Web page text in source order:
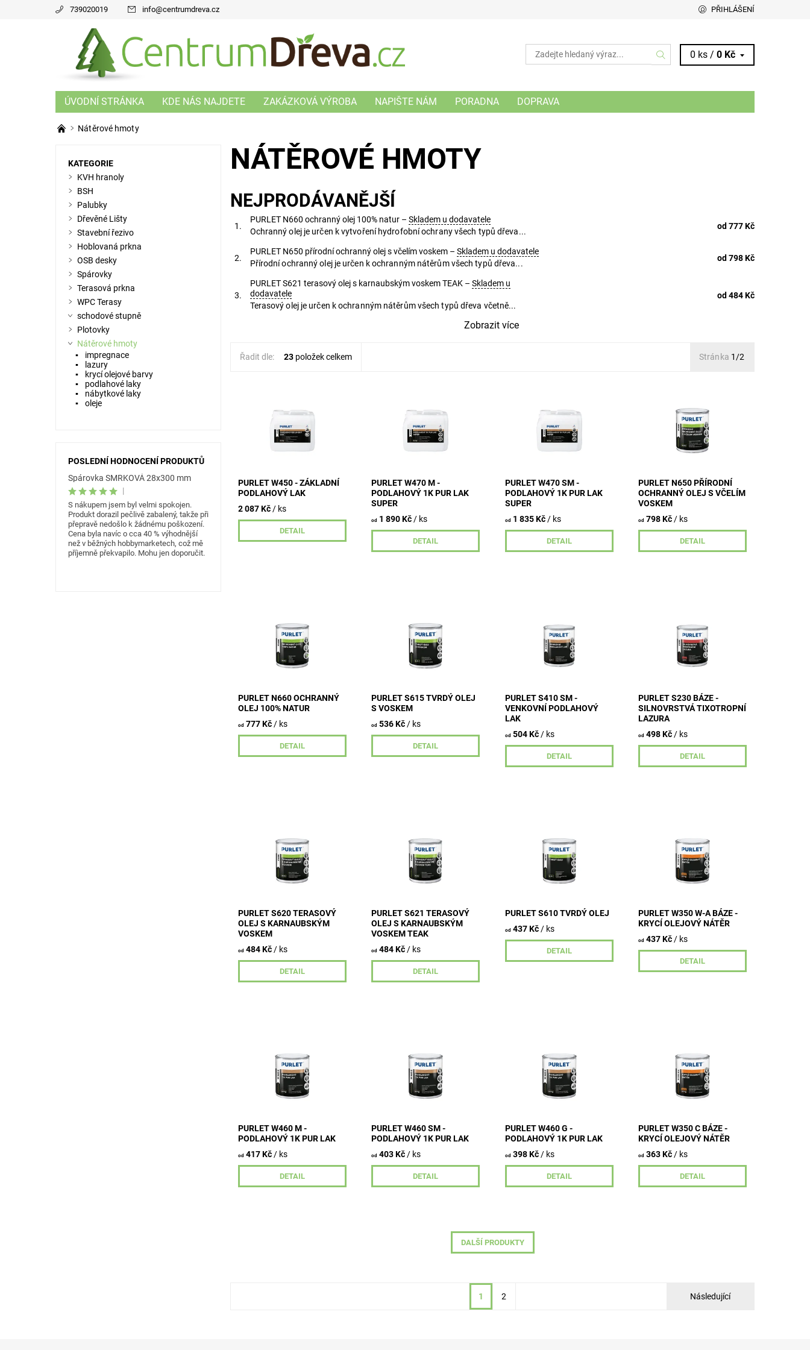
739020019 info@centrumdreva.cz PŘIHLÁŠENÍ
0 ks /0 Kč
ÚVODNÍ STRÁNKA KDE NÁS NAJDETE ZAKÁZKOVÁ VÝROBA NAPIŠTE NÁM PORADNA DOPRAVA
Nátěrové hmoty
NÁTĚROVÉ HMOTY
NEJPRODÁVANĚJŠÍ
1.
PURLET N660 ochranný olej 100% natur – Skladem u dodavatele
Ochranný olej je určen k vytvoření hydrofobní ochrany všech typů dřeva...
od 777 Kč
2.
PURLET N650 přírodní ochranný olej s včelím voskem – Skladem u dodavatele
Přírodní ochranný olej je určen k ochranným nátěrům všech typů dřeva...
od 798 Kč
3.
PURLET S621 terasový olej s karnaubským voskem TEAK – Skladem u
dodavatele
Terasový olej je určen k ochranným nátěrům všech typů dřeva včetně...
od 484 Kč
Zobrazit více
Řadit dle: 23položek celkem Stránka 1/2
povrchu před nanesením
vrchních laků.
PURLET W450 - ZÁKLADNÍ
PODLAHOVÝ LAK
2 087 Kč/ ks
DETAIL
bázi pro středně a silně
namáhané dřevěné podlahy
v interiérech. Vhodný pro
exotická a...
PURLET W470 M -
PODLAHOVÝ 1K PUR LAK
SUPER
od 1 890 Kč / ks
DETAIL
bázi pro středně a silně
namáhané dřevěné podlahy
v interiérech. Vhodný pro
exotická a...
PURLET W470 SM -
PODLAHOVÝ 1K PUR LAK
SUPER
od 1 835 Kč / ks
DETAIL
všech typů dřeva včetně
tropických dřevin,
vystaveného povětrnostním
PURLET N650 PŘÍRODNÍ
OCHRANNÝ OLEJ S VČELÍM
VOSKEM
od 798 Kč/ ks
DETAIL
ochrany všech typů dřeva
včetně tropických dřevin
vystaveného
povětrnostním...
PURLET N660 OCHRANNÝ
OLEJ 100% NATUR
od 777 Kč/ ks
DETAIL
všech typů standardně
používaných dřevin včetně
dřevin tropických v...
PURLET S615 TVRDÝ OLEJ
S VOSKEM
od 536 Kč / ks
DETAIL
dřeva, dřevotřísky či korku ve
venkovním i vnitřním
PURLET S410 SM -
VENKOVNÍ PODLAHOVÝ
LAK
od 504 Kč / ks
DETAIL
barevným,
polotransparentním nátěrům
měkkého i tvrdého dřeva
vystaveného
povětrnostním...
PURLET S230 BÁZE -
SILNOVRSTVÁ TIXOTROPNÍ
LAZURA
od 498 Kč/ ks
DETAIL
typů dřeva včetně tropických
dřevin, vystaveného
povětrnostním vlivům i k...
PURLET S620 TERASOVÝ
OLEJ S KARNAUBSKÝM
VOSKEM
od 484 Kč/ ks
DETAIL
typů dřeva včetně tropických
dřevin, vystaveného
povětrnostním vlivům i k...
PURLET S621 TERASOVÝ
OLEJ S KARNAUBSKÝM
VOSKEM TEAK
od 484 Kč / ks
DETAIL
typů standardně
používaných dřevin včetně
dřevin tropických v
interiérech.
PURLET S610 TVRDÝ OLEJ
od 437 Kč / ks
DETAIL
dřevěných materiálů,
zachovávající kresbu, reliéf
PURLET W350 W-A BÁZE -
KRYCÍ OLEJOVÝ NÁTĚR
od 437 Kč/ ks
DETAIL
středně namáhané dřevěné
podlahy v interiérech.
Vhodný pro exotická a
PURLET W460 M -
PODLAHOVÝ 1K PUR LAK
od 417 Kč/ ks
DETAIL
středně namáhané dřevěné
podlahy v interiérech.
Vhodný pro exotická a
PURLET W460 SM -
PODLAHOVÝ 1K PUR LAK
od 403 Kč / ks
DETAIL
středně namáhané dřevěné
podlahy v interiérech.
Vhodný pro exotická a
PURLET W460 G -
PODLAHOVÝ 1K PUR LAK
od 398 Kč / ks
DETAIL
dřevěných materiálů,
zachovávající kresbu, reliéf
PURLET W350 C BÁZE -
KRYCÍ OLEJOVÝ NÁTĚR
od 363 Kč/ ks
DETAIL
DALŠÍ PRODUKTY
Následující
1 2
KATEGORIE
KVH hranoly
BSH
Palubky
Dřevěné Lišty
Stavební řezivo
Hoblovaná prkna
OSB desky
Spárovky
Terasová prkna
WPC Terasy
schodové stupně
Plotovky
Nátěrové hmoty
impregnace
lazury
krycí olejové barvy
podlahové laky
nábytkové laky
oleje
POSLEDNÍ HODNOCENÍ PRODUKTŮ
Spárovka SMRKOVÁ 28x300 mm
|
S nákupem jsem byl velmi spokojen.
Produkt dorazil pečlivě zabalený, takže při
přepravě nedošlo k žádnému poškození.
Cena byla navíc o cca 40 % výhodnější
než v běžných hobbymarketech, což mě
příjemně překvapilo. Mohu jen doporučit.